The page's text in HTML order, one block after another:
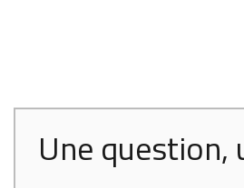
Une question,